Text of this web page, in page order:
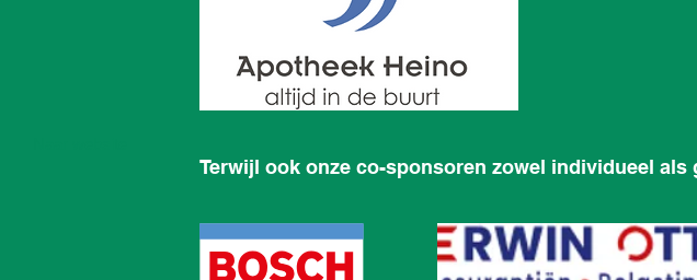
Terwijl ook onze co-sponsoren zowel individueel